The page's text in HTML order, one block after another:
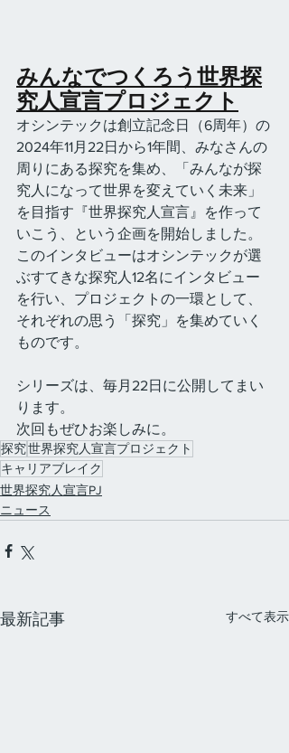
みんなでつくろう世界探
究人宣言プロジェクト
オシンテックは創立記念日（6周年）の
2024年11月22日から1年間、みなさんの
周りにある探究を集め、「みんなが探
究人になって世界を変えていく未来」
を目指す『世界探究人宣言』を作って
いこう、という企画を開始しました。
このインタビューはオシンテックが選
ぶすてきな探究人12名にインタビュー
を行い、プロジェクトの一環として、
それぞれの思う「探究」を集めていく
ものです。
シリーズは、毎月22日に公開してまい
ります。
次回もぜひお楽しみに。
探究世界探究人宣言プロジェクト
キャリアブレイク
世界探究人宣言PJ
ニュース
最新記事 すべて表示